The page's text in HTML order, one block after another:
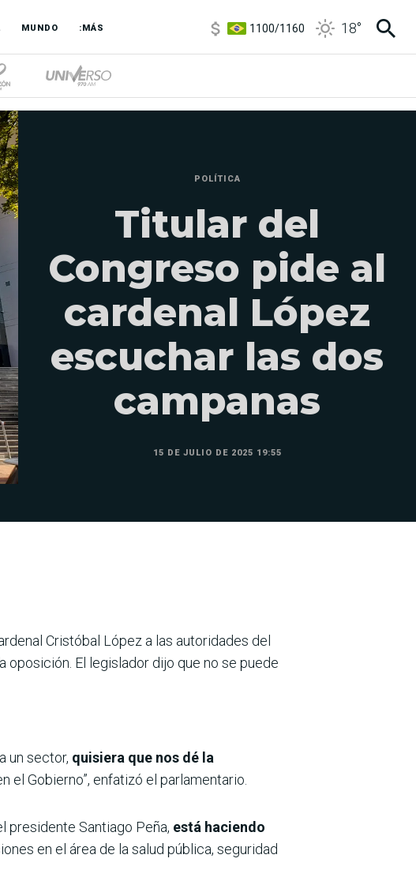
MUNDO :MÁS
3,8/4
18°
POLÍTICA
Titular del
Congreso pide al
cardenal López
escuchar las dos
campanas
15 DE JULIO DE 2025 19:55
Cristóbal López a las autoridades del
oposición. El legislador dijo que no se puede
un sector, quisiera que nos dé la
el Gobierno”, enfatizó el parlamentario.
presidente Santiago Peña, está haciendo
en el área de la salud pública, seguridad